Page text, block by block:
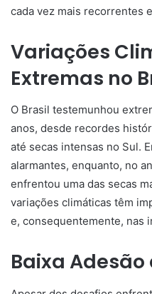
cada vez mais recorrentes
Variações
Extremas no
O Brasil testemunhou
anos, desde recordes
até secas intensas no Sul.
alarmantes, enquanto, no
enfrentou uma das secas
variações climáticas têm
e, consequentemente, nas
Baixa Adesão